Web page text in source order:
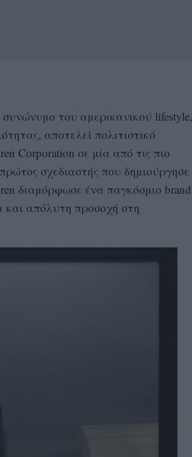
του αμερικανικού lifestyle,
αποτελεί πολιτιστικό
Corporation σε μία από τις πιο
σχεδιαστής που δημιούργησε
διαμόρφωσε ένα παγκόσμιο brand
απόλυτη προσοχή στη